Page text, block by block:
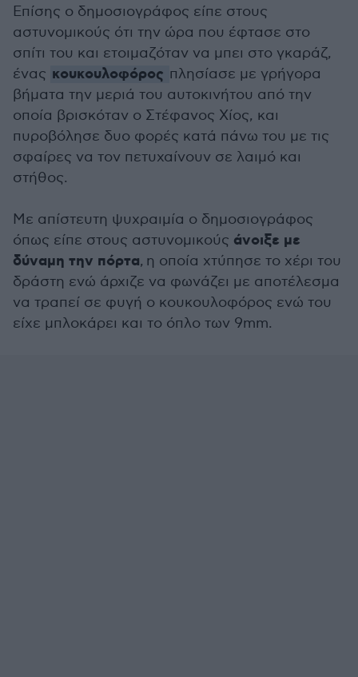
Επίσης ο δημοσιογράφος είπε στους
αστυνομικούς ότι την ώρα που έφτασε στο
σπίτι του και ετοιμαζόταν να μπει στο γκαράζ,
ένας κουκουλοφόρος πλησίασε με γρήγορα
βήματα την μεριά του αυτοκινήτου από την
οποία βρισκόταν ο Στέφανος Χίος, και
πυροβόλησε δυο φορές κατά πάνω του με τις
σφαίρες να τον πετυχαίνουν σε λαιμό και
στήθος.
Με απίστευτη ψυχραιμία ο δημοσιογράφος
όπως είπε στους αστυνομικούς άνοιξε με
δύναμη την πόρτα, η οποία χτύπησε το χέρι του
δράστη ενώ άρχιζε να φωνάζει με αποτέλεσμα
να τραπεί σε φυγή ο κουκουλοφόρος ενώ του
είχε μπλοκάρει και το όπλο των 9mm.